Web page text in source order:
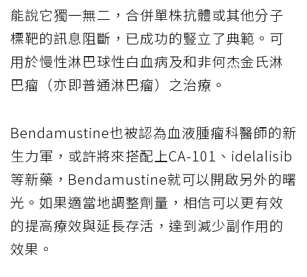
能說它獨一無二，合併單株抗體或其他分子
標靶的訊息阻斷，已成功的豎立了典範。可
用於慢性淋巴球性白血病及和非何杰金氏淋
巴瘤（亦即普通淋巴瘤）之治療。
Bendamustine也被認為血液腫瘤科醫師的新
生力軍，或許將來搭配上CA-101、idelalisib
等新藥，Bendamustine就可以開啟另外的曙
光。如果適當地調整劑量，相信可以更有效
的提高療效與延長存活，達到減少副作用的
效果。